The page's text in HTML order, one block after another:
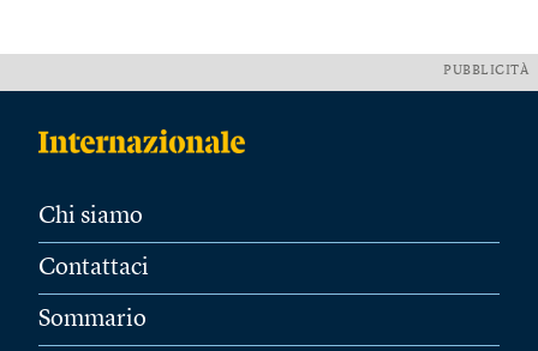
PUBBLICITÀ
Chi siamo
Contattaci
Sommario